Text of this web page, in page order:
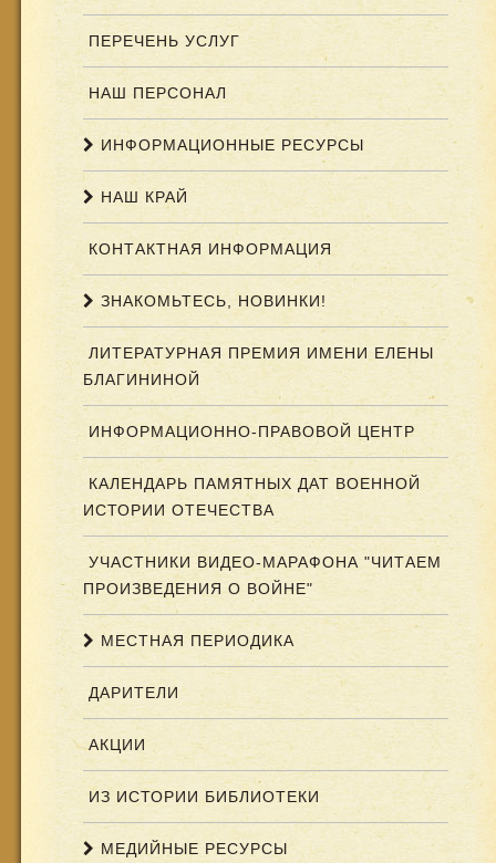
ПЕРЕЧЕНЬ УСЛУГ
НАШ ПЕРСОНАЛ
ИНФОРМАЦИОННЫЕ РЕСУРСЫ
НАШ КРАЙ
КОНТАКТНАЯ ИНФОРМАЦИЯ
ЗНАКОМЬТЕСЬ, НОВИНКИ!
ЛИТЕРАТУРНАЯ ПРЕМИЯ ИМЕНИ ЕЛЕНЫ
БЛАГИНИНОЙ
ИНФОРМАЦИОННО-ПРАВОВОЙ ЦЕНТР
КАЛЕНДАРЬ ПАМЯТНЫХ ДАТ ВОЕННОЙ
ИСТОРИИ ОТЕЧЕСТВА
УЧАСТНИКИ ВИДЕО-МАРАФОНА "ЧИТАЕМ
ПРОИЗВЕДЕНИЯ О ВОЙНЕ"
МЕСТНАЯ ПЕРИОДИКА
ДАРИТЕЛИ
АКЦИИ
ИЗ ИСТОРИИ БИБЛИОТЕКИ
МЕДИЙНЫЕ РЕСУРСЫ